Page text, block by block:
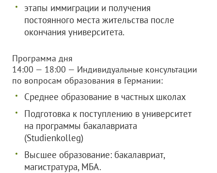
этапы иммиграции и получения
постоянного места жительства после
окончания университета.
Программа дня
14:00 — 18:00 — Индивидуальные консультации
по вопросам образования в Германии:
Среднее образование в частных школах
Подготовка к поступлению в университет
на программы бакалавриата
(Studienkolleg)
Высшее образование: бакалавриат,
магистратура, МБА.